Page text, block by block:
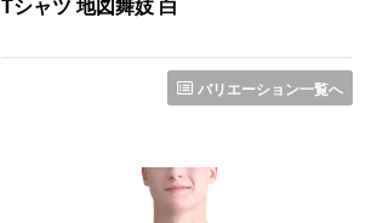
バリエーション一覧へ